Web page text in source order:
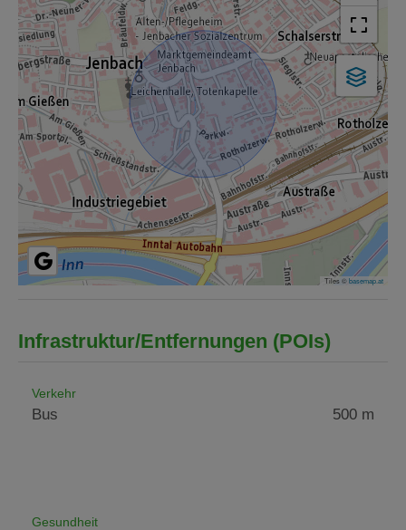
Tiles ©basemap.at
Infrastruktur/Entfernungen (POIs)
Verkehr
Bus 500 m
Gesundheit